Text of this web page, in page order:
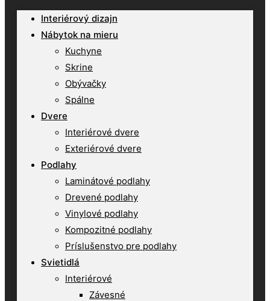
Interiérový dizajn
Nábytok na mieru
Kuchyne
Skrine
Obývačky
Spálne
Dvere
Interiérové dvere
Exteriérové dvere
Podlahy
Laminátové podlahy
Drevené podlahy
Vinylové podlahy
Kompozitné podlahy
Príslušenstvo pre podlahy
Svietidlá
Interiérové
Závesné